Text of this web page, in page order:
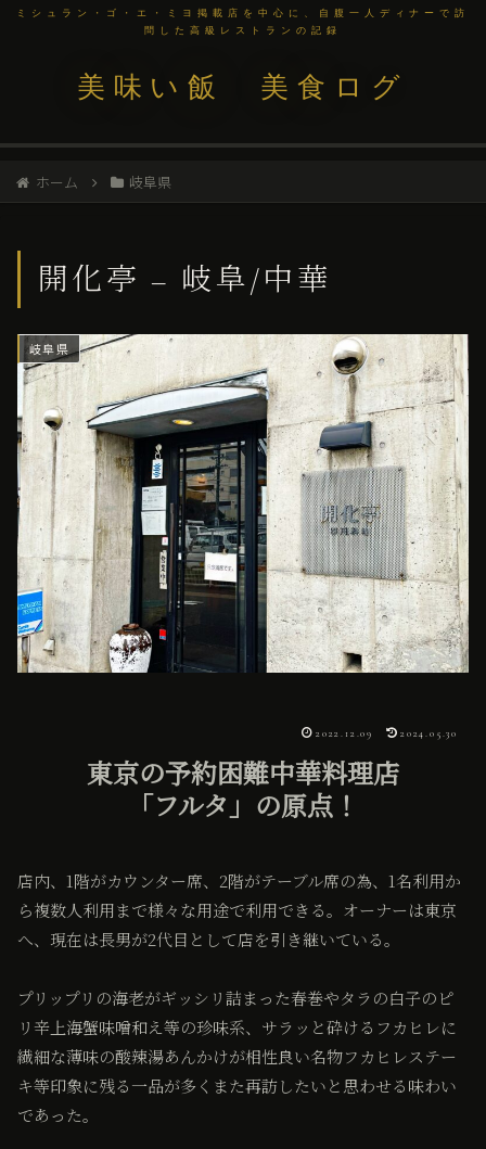
ミシュラン・ゴ・エ・ミヨ掲載店を中心に、自腹一人ディナーで訪
問した高級レストランの記録
美味い飯 美食ログ
ホーム 岐阜県
開化亭 – 岐阜/中華
岐阜県
2022.12.09 2024.05.30
東京の予約困難中華料理店
「フルタ」の原点！
店内、1階がカウンター席、2階がテーブル席の為、1名利用か
ら複数人利用まで様々な用途で利用できる。オーナーは東京
へ、現在は長男が2代目として店を引き継いている。
プリップリの海老がギッシリ詰まった春巻やタラの白子のピ
リ辛上海蟹味噌和え等の珍味系、サラッと砕けるフカヒレに
繊細な薄味の酸辣湯あんかけが相性良い名物フカヒレステー
キ等印象に残る一品が多くまた再訪したいと思わせる味わい
であった。